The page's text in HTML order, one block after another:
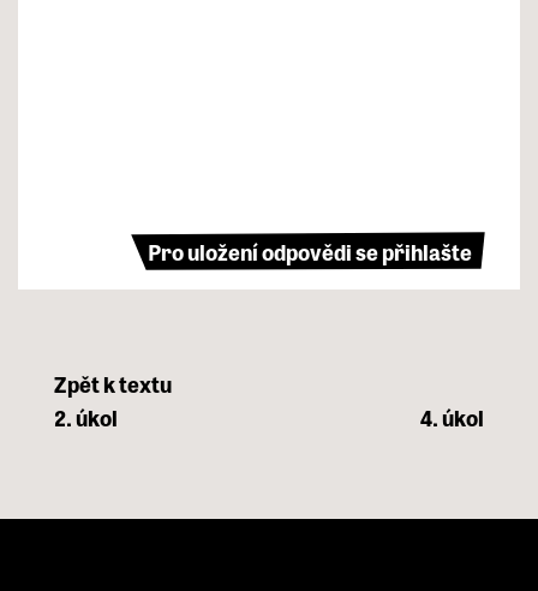
Pro uložení odpovědi se přihlašte
Zpět k textu
2. úkol
4. úkol